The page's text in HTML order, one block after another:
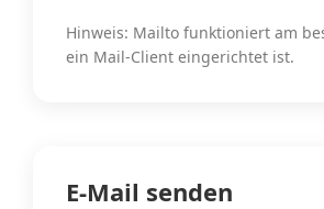
Hinweis: Mailto funktioniert am
ein Mail-Client eingerichtet ist.
E-Mail senden